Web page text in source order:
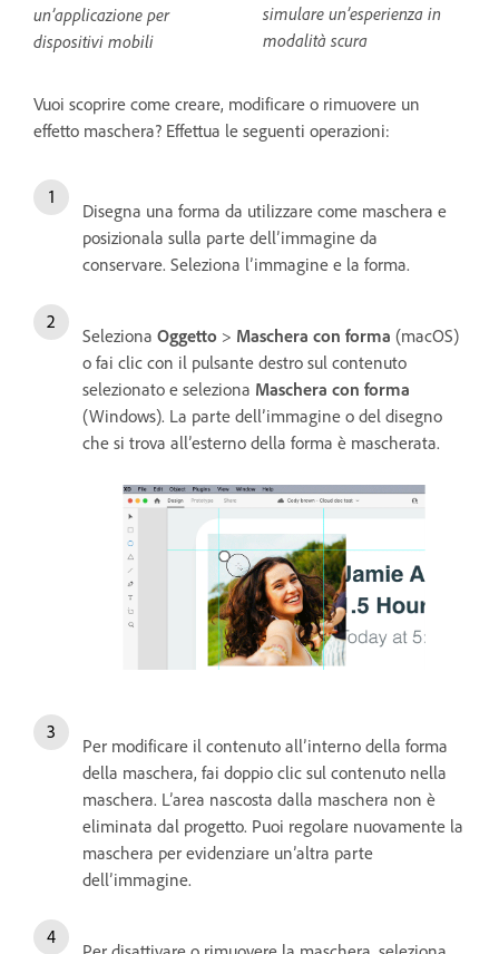
un’applicazione per
dispositivi mobili
simulare un’esperienza in
modalità scura
Vuoi scoprire come creare, modificare o rimuovere un
effetto maschera? Effettua le seguenti operazioni:
Disegna una forma da utilizzare come maschera e
posizionala sulla parte dell’immagine da
conservare. Seleziona l’immagine e la forma.
Seleziona Oggetto > Maschera con forma (macOS)
o fai clic con il pulsante destro sul contenuto
selezionato e seleziona Maschera con forma
(Windows). La parte dell’immagine o del disegno
che si trova all’esterno della forma è mascherata.
Per modificare il contenuto all’interno della forma
della maschera, fai doppio clic sul contenuto nella
maschera. L’area nascosta dalla maschera non è
eliminata dal progetto. Puoi regolare nuovamente la
maschera per evidenziare un’altra parte
dell’immagine.